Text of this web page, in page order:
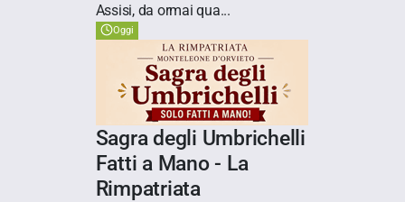
Assisi, da ormai qua...
Oggi
Sagra degli Umbrichelli
Fatti a Mano - La
Rimpatriata